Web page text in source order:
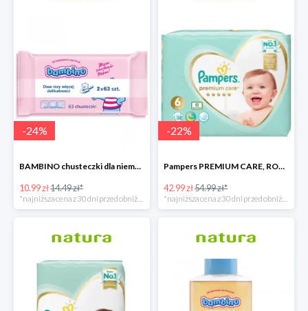
-24%
BAMBINO chusteczki dla niemowląt 2 X 63 sztuki
10.99 zł14.49 zł*
*najniższa cena z 30 dni przed obniżką
-22%
Pampers PREMIUM CARE, ROZMIAR 6, 38 pieluszek, 13KG+
42.99 zł54.99 zł*
*najniższa cena z 30 dni przed obniżką